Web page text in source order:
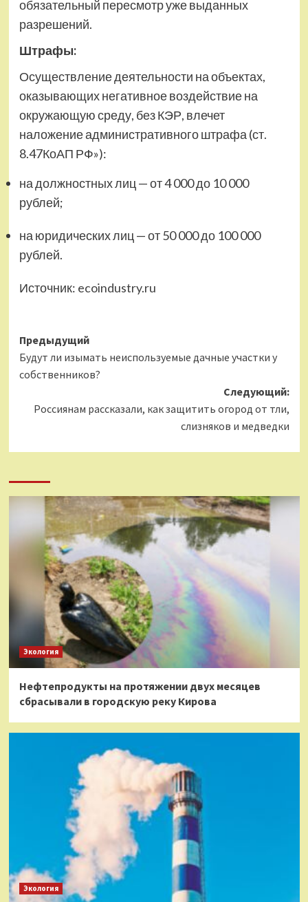
обязательный пересмотр уже выданных
разрешений.
Штрафы:
Осуществление деятельности на объектах,
оказывающих негативное воздействие на
окружающую среду, без КЭР, влечет
наложение административного штрафа (ст.
8.47КоАП РФ»):
на должностных лиц — от 4 000 до 10 000
рублей;
на юридических лиц — от 50 000 до 100 000
рублей.
Источник: ecoindustry.ru
Навигация
записи
Предыдущий
Будут ли изымать неиспользуемые дачные участки у
собственников?
Следующий:
Россиянам рассказали, как защитить огород от тли,
слизняков и медведки
Экология
Нефтепродукты на протяжении двух месяцев
сбрасывали в городскую реку Кирова
Экология